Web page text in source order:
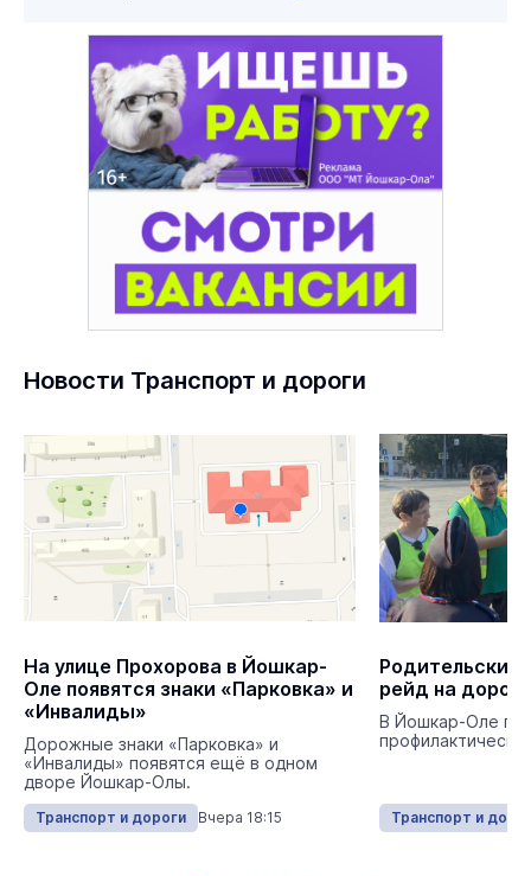
Новости Транспорт и дороги
На улице Прохорова в Йошкар-
Оле появятся знаки «Парковка» и
«Инвалиды»
Дорожные знаки «Парковка» и
«Инвалиды» появятся ещё в одном
дворе Йошкар-Олы.
Транспорт и дороги Вчера 18:15
Родительский
рейд на
В Йошкар-Оле
Транспорт и